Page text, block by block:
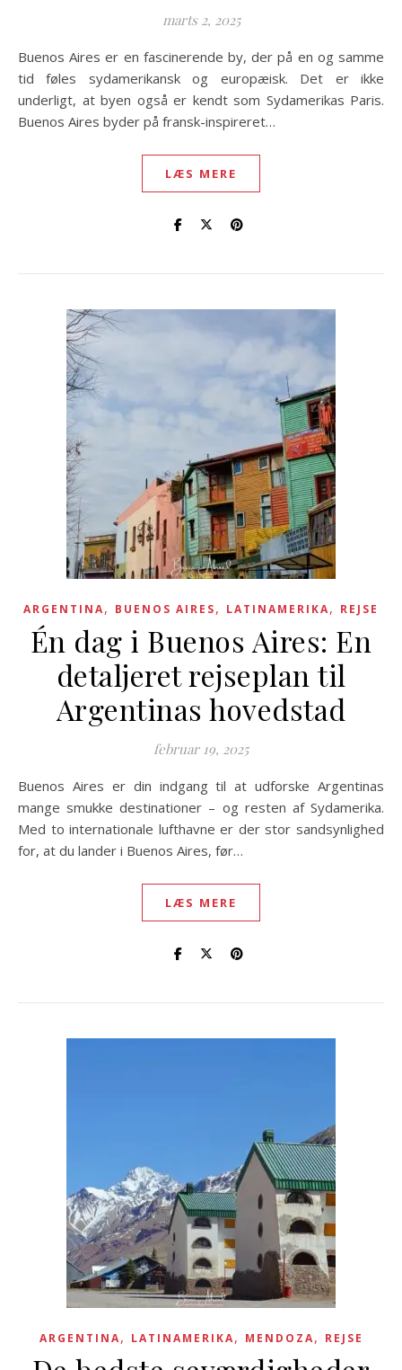
marts 2, 2025
Buenos Aires er en fascinerende by, der på en og samme
tid føles sydamerikansk og europæisk. Det er ikke
underligt, at byen også er kendt som Sydamerikas Paris.
Buenos Aires byder på fransk-inspireret…
LÆS MERE
ARGENTINA, BUENOS AIRES, LATINAMERIKA, REJSE
Én dag i Buenos Aires: En
detaljeret rejseplan til
Argentinas hovedstad
februar 19, 2025
Buenos Aires er din indgang til at udforske Argentinas
mange smukke destinationer – og resten af Sydamerika.
Med to internationale lufthavne er der stor sandsynlighed
for, at du lander i Buenos Aires, før…
LÆS MERE
ARGENTINA, LATINAMERIKA, MENDOZA, REJSE